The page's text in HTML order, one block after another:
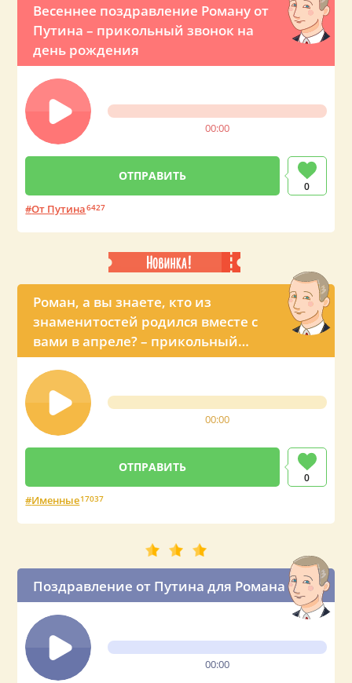
Весеннее поздравление Роману от
Путина – прикольный звонок на
день рождения
00:00
0
От Путина6427
Роман, а вы знаете, кто из
знаменитостей родился вместе с
вами в апреле? – прикольный
звонок с именным поздравлением
от Владимира Владимировича
00:00
0
Именные17037
Поздравление от Путина для Романа
00:00